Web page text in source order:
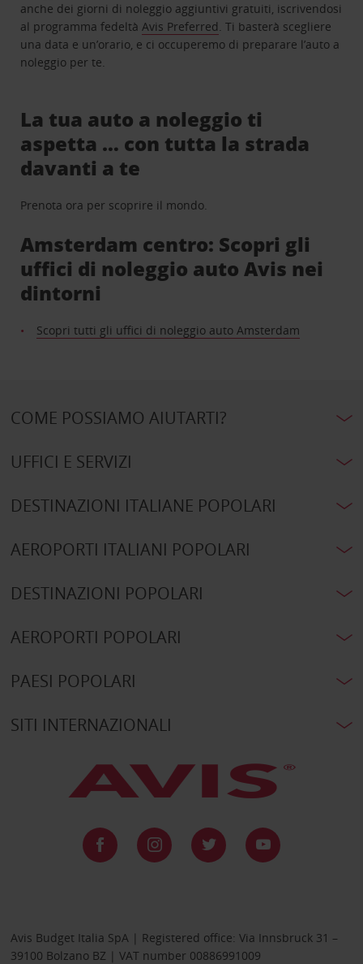
anche dei giorni di noleggio aggiuntivi gratuiti, iscrivendosi
al programma fedeltàAvis Preferred. Ti basterà scegliere
una data e un’orario, e ci occuperemo di preparare l’auto a
noleggio per te.
La tua auto a noleggio ti
aspetta … con tutta la strada
davanti a te
Prenota ora per scoprire il mondo.
Amsterdam centro: Scopri gli
uffici di noleggio auto Avis nei
dintorni
Scopri tutti gli uffici di noleggio auto Amsterdam
COME POSSIAMO AIUTARTI?
UFFICI E SERVIZI
DESTINAZIONI ITALIANE POPOLARI
AEROPORTI ITALIANI POPOLARI
DESTINAZIONI POPOLARI
AEROPORTI POPOLARI
PAESI POPOLARI
SITI INTERNAZIONALI
Avis Budget Italia SpA | Registered office: Via Innsbruck 31 –
39100 Bolzano BZ | VAT number 00886991009